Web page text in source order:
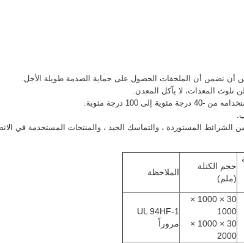
المستوردة ، والتماسك الجيد ، والمنتجات المستخدمة في
حجم الكتلة
(ملم)
الملاحظة
30 × 1000 ×
1000
30 × 1000 ×
2000
UL 94HF-1
مروراً